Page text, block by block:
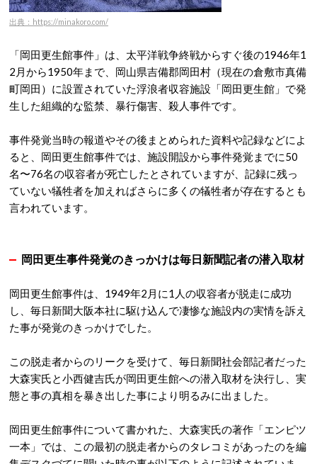
出典：https://minakoro.com/
「岡田更生館事件」は、太平洋戦争終戦からすぐ後の1946年1
2月から1950年まで、岡山県吉備郡岡田村（現在の倉敷市真備
町岡田）に設置されていた浮浪者収容施設「岡田更生館」で発
生した組織的な監禁、暴行傷害、殺人事件です。
事件発覚当時の報道やその後まとめられた資料や記録などによ
ると、岡田更生館事件では、施設開設から事件発覚までに50
名〜76名の収容者が死亡したとされていますが、記録に残っ
ていない犠牲者を加えればさらに多くの犠牲者が存在するとも
言われています。
岡田更生事件発覚のきっかけは毎日新聞記者の潜入取材
岡田更生館事件は、1949年2月に1人の収容者が脱走に成功
し、毎日新聞大阪本社に駆け込んで凄惨な施設内の実情を訴え
た事が発覚のきっかけでした。
この脱走者からのリークを受けて、毎日新聞社会部記者だった
大森実氏と小西健吉氏が岡田更生館への潜入取材を決行し、実
態と事の真相を暴き出した事により明るみに出ました。
岡田更生館事件について書かれた、大森実氏の著作「エンピツ
一本」では、この最初の脱走者からのタレコミがあったのを編